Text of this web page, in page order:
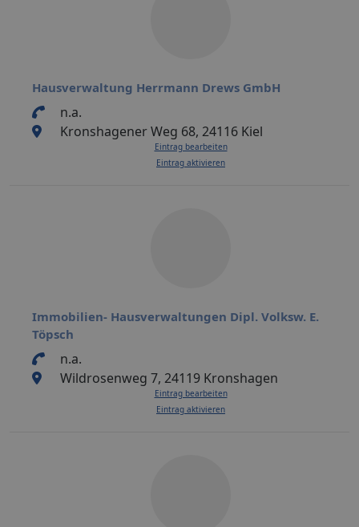
Hausverwaltung Herrmann Drews GmbH
n.a.
Kronshagener Weg 68, 24116 Kiel
Eintrag bearbeiten
Eintrag aktivieren
Immobilien- Hausverwaltungen Dipl. Volksw. E.
Töpsch
n.a.
Wildrosenweg 7, 24119 Kronshagen
Eintrag bearbeiten
Eintrag aktivieren